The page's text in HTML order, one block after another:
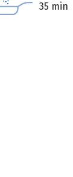
35 min